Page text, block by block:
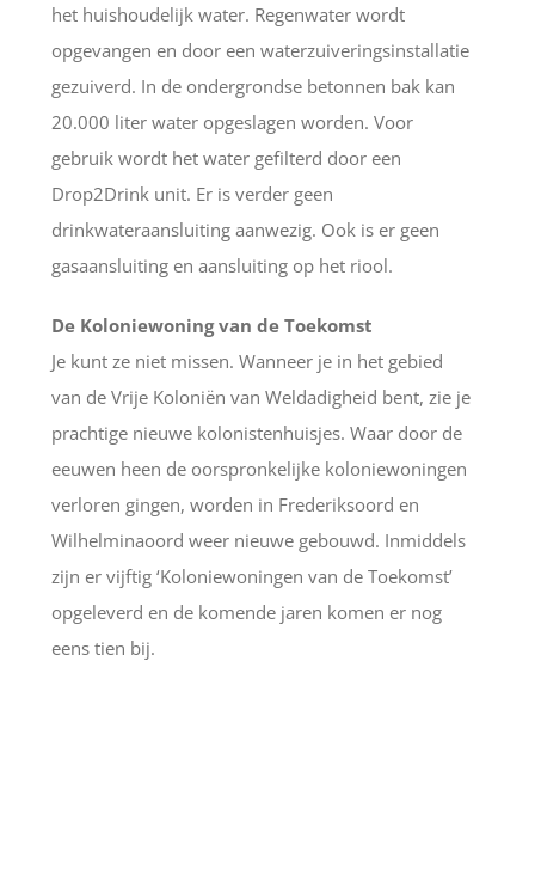
het huishoudelijk water. Regenwater wordt
opgevangen en door een waterzuiveringsinstallatie
gezuiverd. In de ondergrondse betonnen bak kan
20.000 liter water opgeslagen worden. Voor
gebruik wordt het water gefilterd door een
Drop2Drink unit. Er is verder geen
drinkwateraansluiting aanwezig. Ook is er geen
gasaansluiting en aansluiting op het riool.
De Koloniewoning van de Toekomst
Je kunt ze niet missen. Wanneer je in het gebied
van de Vrije Koloniën van Weldadigheid bent, zie je
prachtige nieuwe kolonistenhuisjes. Waar door de
eeuwen heen de oorspronkelijke koloniewoningen
verloren gingen, worden in Frederiksoord en
Wilhelminaoord weer nieuwe gebouwd. Inmiddels
zijn er vijftig ‘Koloniewoningen van de Toekomst’
opgeleverd en de komende jaren komen er nog
eens tien bij.